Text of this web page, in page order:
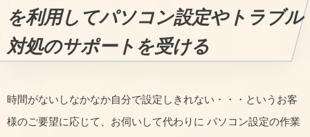
を利用してパソコン設定やトラブル
対処のサポートを受ける
時間がないしなかなか自分で設定しきれない・・・というお客
様のご要望に応じて、お伺いして代わりに パソコン設定の作業